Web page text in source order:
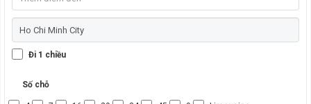
Đi 1 chiều
Số chỗ